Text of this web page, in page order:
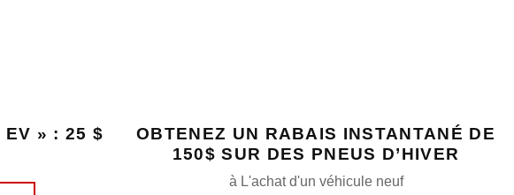
EV » : 25 $
OBTENEZ UN RABAIS INSTANTANÉ DE
150$ SUR DES PNEUS D’HIVER
à L'achat d'un véhicule neuf